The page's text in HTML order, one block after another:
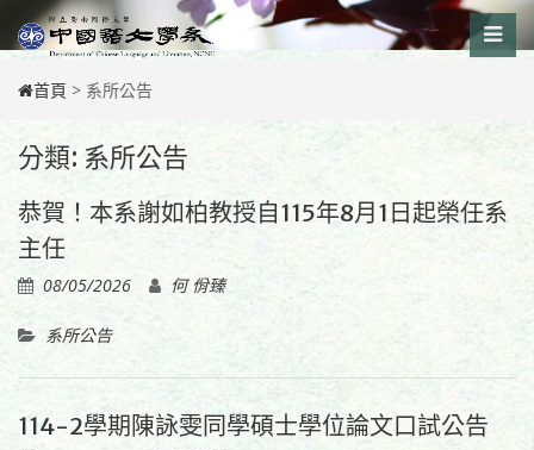
content
首頁 > 系所公告
分類: 系所公告
恭賀！本系謝如柏教授自115年8月1日起榮任系
主任
08/05/2026 何 佾臻
系所公告
114-2學期陳詠雯同學碩士學位論文口試公告